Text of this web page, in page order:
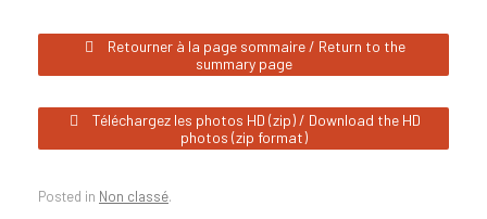
Retourner à la page sommaire / Return to the
summary page
Téléchargez les photos HD (zip) / Download the HD
photos (zip format)
Posted in Non classé.